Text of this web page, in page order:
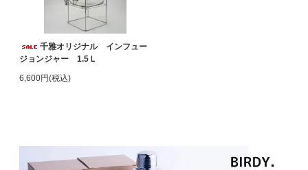
千雅オリジナル インフュー
ジョンジャー 1.5Ｌ
6,600円(税込)